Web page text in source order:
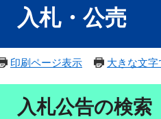
入札・公売
印刷ページ表示 大きな文
入札公告の検索